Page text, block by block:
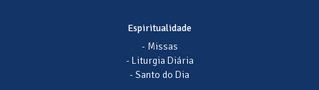
Espiritualidade
- Missas
- Liturgia Diária
- Santo do Dia